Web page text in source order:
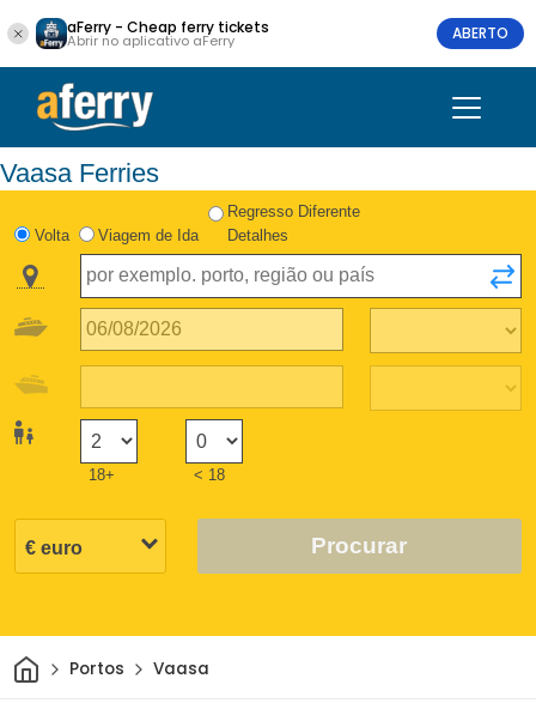
aFerry - Cheap ferry tickets
Abrir no aplicativo aFerry ABERTO
Vaasa Ferries
Volta Viagem de Ida
Regresso Diferente
Detalhes
18+ < 18
Procurar
CasaPortos Vaasa